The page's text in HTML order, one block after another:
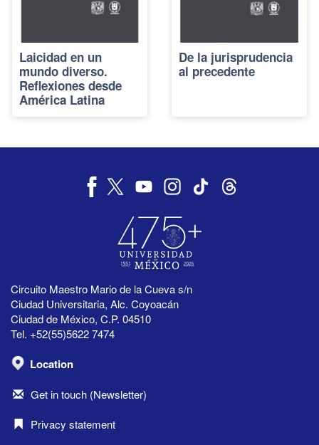
Laicidad en un
mundo diverso.
Reflexiones desde
América Latina
De la jurisprudencia
al precedente
Circuito Maestro Mario de la Cueva s/n
Ciudad Universitaria, Alc. Coyoacán
Ciudad de México, C.P. 04510
Tel. +52(55)5622 7474
Location
Get in touch (Newsletter)
Privacy statement